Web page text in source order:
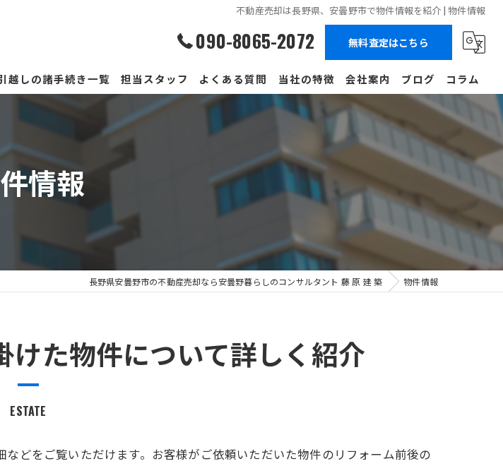
不動産売却は長野県、安曇野市で物件情報を紹介 | 物件情報
090-8065-2072 無料査定はこちら
越しの諸手続き一覧 担当スタッフ よくある質問 当社の特徴
相続
土地
戸建て
賃貸
会社案内 ブログ コラム
情報
長野県安曇野市の不動産売却なら安曇野暮らしのコンサルタント 藤 原 建 築 物件情報
た物件について詳しく紹介
ESTATE
どをご覧いただけます。お客様がご依頼いただいた物件のリフォーム前後の